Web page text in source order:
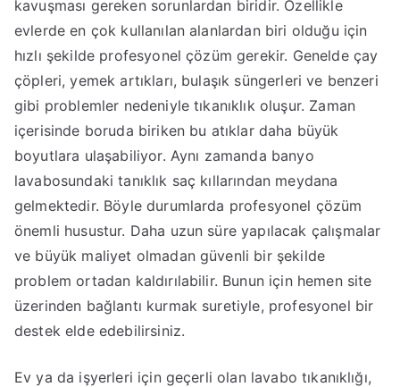
kavuşması gereken sorunlardan biridir. Özellikle
evlerde en çok kullanılan alanlardan biri olduğu için
hızlı şekilde profesyonel çözüm gerekir. Genelde çay
çöpleri, yemek artıkları, bulaşık süngerleri ve benzeri
gibi problemler nedeniyle tıkanıklık oluşur. Zaman
içerisinde boruda biriken bu atıklar daha büyük
boyutlara ulaşabiliyor. Aynı zamanda banyo
lavabosundaki tanıklık saç kıllarından meydana
gelmektedir. Böyle durumlarda profesyonel çözüm
önemli husustur. Daha uzun süre yapılacak çalışmalar
ve büyük maliyet olmadan güvenli bir şekilde
problem ortadan kaldırılabilir. Bunun için hemen site
üzerinden bağlantı kurmak suretiyle, profesyonel bir
destek elde edebilirsiniz.
Ev ya da işyerleri için geçerli olan lavabo tıkanıklığı,